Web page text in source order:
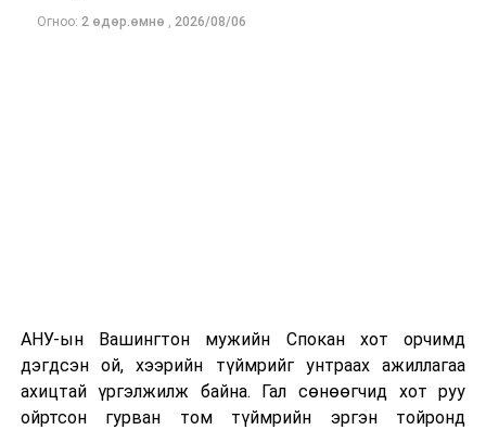
Одоогоор дэлбэрэлтийн шалтгаан, хэрэгт холбоотой
Огноо: 2 өдөр.өмнө , 2026/08/06
АНУ-ын Вашингтон мужийн Спокан хот орчимд
дэгдсэн ой, хээрийн түймрийг унтраах ажиллагаа
ахицтай үргэлжилж байна. Гал сөнөөгчид хот руу
ойртсон гурван том түймрийн эргэн тойронд